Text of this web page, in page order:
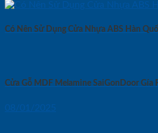
Có Nên Sử Dụng Cửa Nhựa ABS Hàn
Cửa Gỗ MDF Melamine SaiGonDoor Gía
08/01/2025